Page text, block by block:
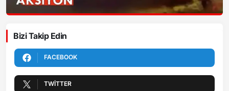
Bizi Takip Edin
FACEBOOK
TWITTER